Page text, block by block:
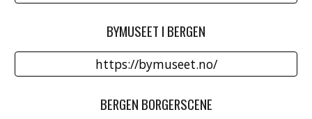
BYMUSEET I BERGEN
https://bymuseet.no/
BERGEN BORGERSCENE